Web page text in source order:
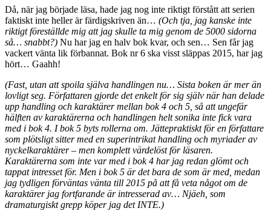
Då, när jag började läsa, hade jag nog inte riktigt förstått att serien
faktiskt inte heller är färdigskriven än… (Och tja, jag kanske inte
riktigt föreställde mig att jag skulle ta mig genom de 5000 sidorna
så… snabbt?) Nu har jag en halv bok kvar, och sen… Sen får jag
vackert vänta lik förbannat. Bok nr 6 ska visst släppas 2015, har jag
hört… Gaahh!
(Fast, utan att spoila själva handlingen nu… Sista boken är mer än
lovligt seg. Författaren gjorde det enkelt för sig själv när han delade
upp handling och karaktärer mellan bok 4 och 5, så att ungefär
hälften av karaktärerna och handlingen helt sonika inte fick vara
med i bok 4. I bok 5 byts rollerna om. Jättepraktiskt för en författare
som plötsligt sitter med en superintrikat handling och myriader av
nyckelkaraktärer – men komplett värdelöst för läsaren.
Karaktärerna som inte var med i bok 4 har jag redan glömt och
tappat intresset för. Men i bok 5 är det bara de som är med, medan
jag tydligen förväntas vänta till 2015 på att få veta något om de
karaktärer jag fortfarande är intresserad av… Njäeh, som
dramaturgiskt grepp köper jag det INTE.)